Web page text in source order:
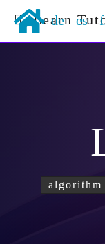
Learn
de es
algorithm